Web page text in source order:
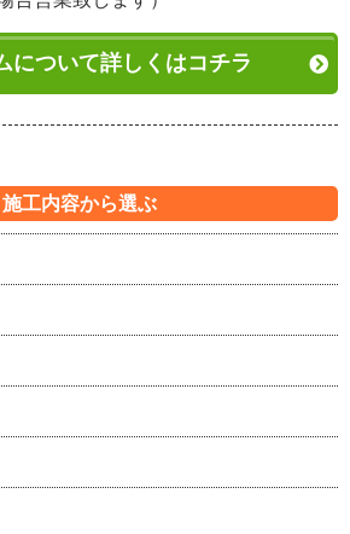
について詳しくはコチラ
施工内容から選ぶ